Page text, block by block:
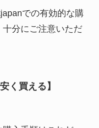
での有効的な購
分にご注意いただ
く買える】